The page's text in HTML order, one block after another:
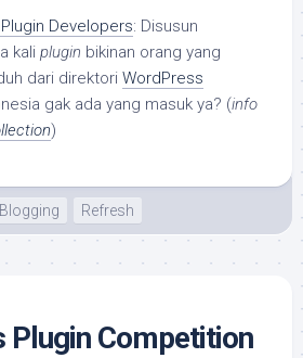
Developers: Disusun
kali plugin bikinan orang yang
dari direktori WordPress
gak ada yang masuk ya? (info
)
Blogging Refresh
Plugin Competition